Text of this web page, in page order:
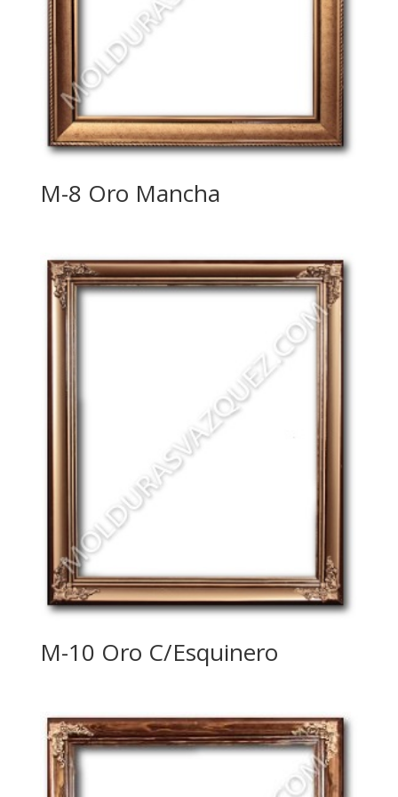
M-8 Oro Mancha
M-10 Oro C/Esquinero